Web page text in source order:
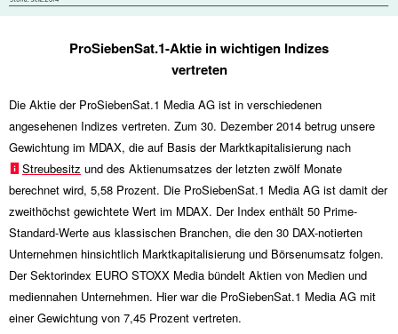
ProSiebenSat.1-Aktie in wichtigen Indizes
vertreten
Die Aktie der ProSiebenSat.1 Media AG ist in verschiedenen
angesehenen Indizes vertreten. Zum 30. Dezember 2014 betrug unsere
Gewichtung im MDAX, die auf Basis der Marktkapitalisierung nach
Streubesitz und des Aktienumsatzes der letzten zwölf Monate
berechnet wird, 5,58 Prozent. Die ProSiebenSat.1 Media AG ist damit der
zweithöchst gewichtete Wert im MDAX. Der Index enthält 50 Prime-
Standard-Werte aus klassischen Branchen, die den 30 DAX-notierten
Unternehmen hinsichtlich Marktkapitalisierung und Börsenumsatz folgen.
Der Sektorindex EURO STOXX Media bündelt Aktien von Medien und
mediennahen Unternehmen. Hier war die ProSiebenSat.1 Media AG mit
einer Gewichtung von 7,45 Prozent vertreten.